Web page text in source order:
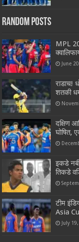
Random Posts
MPL
June
राडाच!
शतकी
दक्षिण
घोषित,
इकडे
तिकडे
टीम
Asia
July